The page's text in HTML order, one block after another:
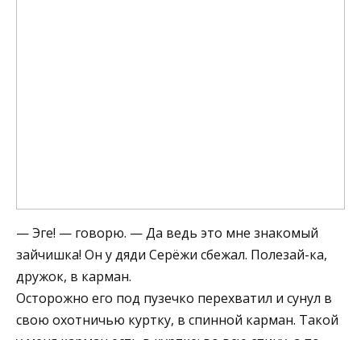
— Эге! — говорю. — Да ведь это мне знакомый
зайчишка! Он у дяди Серёжи сбежал. Полезай-ка,
дружок, в карман.
Осторожно его под пузечко перехватил и сунул в
свою охотничью куртку, в спинной карман. Такой